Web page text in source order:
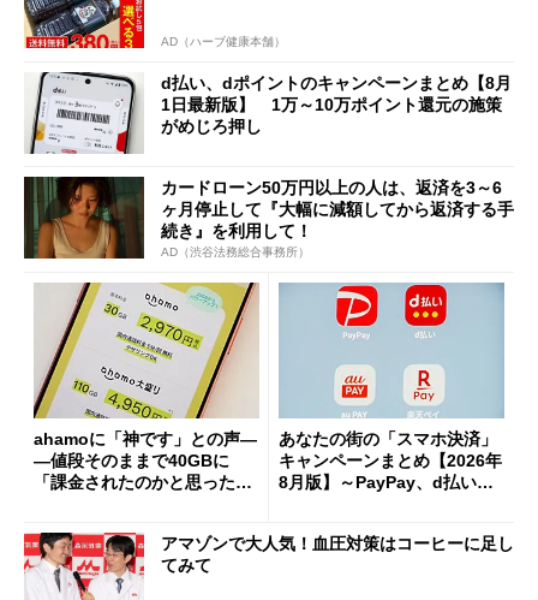
AD（ハーブ健康本舗）
d払い、dポイントのキャンペーンまとめ【8月
1日最新版】 1万～10万ポイント還元の施策
がめじろ押し
カードローン50万円以上の人は、返済を3～6
ヶ月停止して『大幅に減額してから返済する手
続き』を利用して！
AD（渋谷法務総合事務所）
ahamoに「神です」との声―
―値段そのままで40GBに
「課金されたのかと思った」
あなたの街の「スマホ決済」
キャンペーンまとめ【2026年
8月版】～PayPay、d払い、a
アマゾンで大人気！血圧対策はコーヒーに足し
てみて